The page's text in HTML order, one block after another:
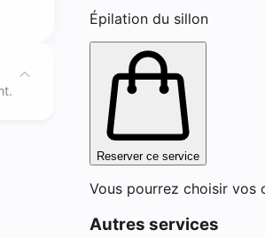
Épilation du sillon
Reserver ce service
Vous pourrez choisir vos
Autres services